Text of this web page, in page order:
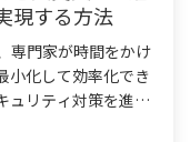
現する方法
専門家が時間をかけ
小化して効率化でき
ュリティ対策を進め